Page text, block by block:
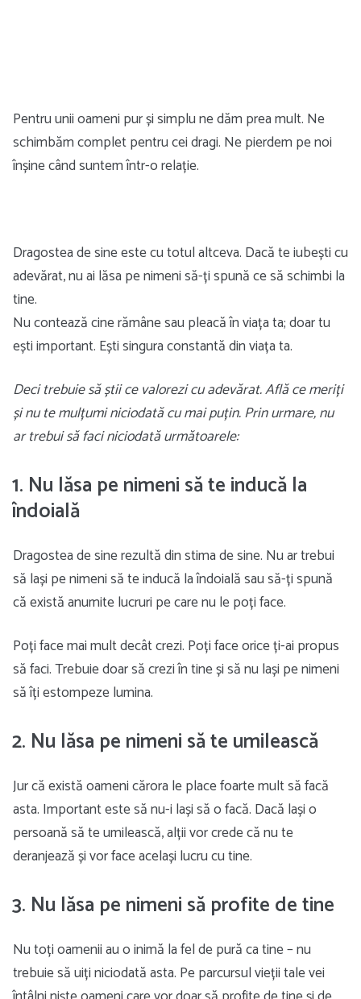
Pentru unii oameni pur și simplu ne dăm prea mult. Ne
schimbăm complet pentru cei dragi. Ne pierdem pe noi
înșine când suntem într-o relație.
Dragostea de sine este cu totul altceva. Dacă te iubești cu
adevărat, nu ai lăsa pe nimeni să-ți spună ce să schimbi la
tine.
Nu contează cine rămâne sau pleacă în viața ta; doar tu
ești important. Ești singura constantă din viața ta.
Deci trebuie să știi ce valorezi cu adevărat. Află ce meriți
și nu te mulțumi niciodată cu mai puțin. Prin urmare, nu
ar trebui să faci niciodată următoarele:
1. Nu lăsa pe nimeni să te inducă la
îndoială
Dragostea de sine rezultă din stima de sine. Nu ar trebui
să lași pe nimeni să te inducă la îndoială sau să-ți spună
că există anumite lucruri pe care nu le poți face.
Poți face mai mult decât crezi. Poți face orice ți-ai propus
să faci. Trebuie doar să crezi în tine și să nu lași pe nimeni
să îți estompeze lumina.
2. Nu lăsa pe nimeni să te umilească
Jur că există oameni cărora le place foarte mult să facă
asta. Important este să nu-i lași să o facă. Dacă lași o
persoană să te umilească, alții vor crede că nu te
deranjează și vor face același lucru cu tine.
3. Nu lăsa pe nimeni să profite de tine
Nu toți oamenii au o inimă la fel de pură ca tine – nu
trebuie să uiți niciodată asta. Pe parcursul vieții tale vei